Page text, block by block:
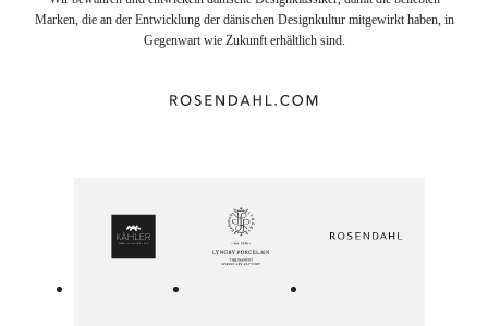
Marken, die an der Entwicklung der dänischen Designkultur mitgewirkt haben, in
Gegenwart wie Zukunft erhältlich sind.